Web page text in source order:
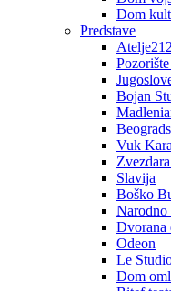
Dom
Predstave
Atelje212
Bojan
Vuk
Slavija
Boško
Narodno
Dvorana
Odeon
Le
Dom